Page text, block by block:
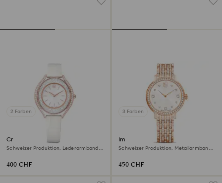
2 Farben
Crystalline aura Uhr
Schweizer Produktion, Lederarmband,
400 CHF
3 Farben
Imber Uhr
Schweizer Produktion, Metallarmband,
450 CHF